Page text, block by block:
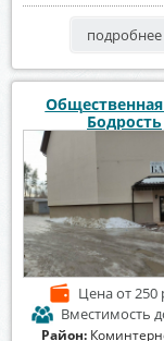
подробнее
Бодрость
Ценаот 250
Вместимость
Район: